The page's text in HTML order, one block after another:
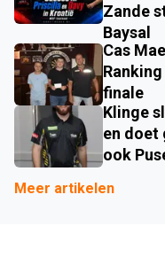
Zande
Baysal
Cas
finale
Klinge
en doet
ook
Meer artikelen